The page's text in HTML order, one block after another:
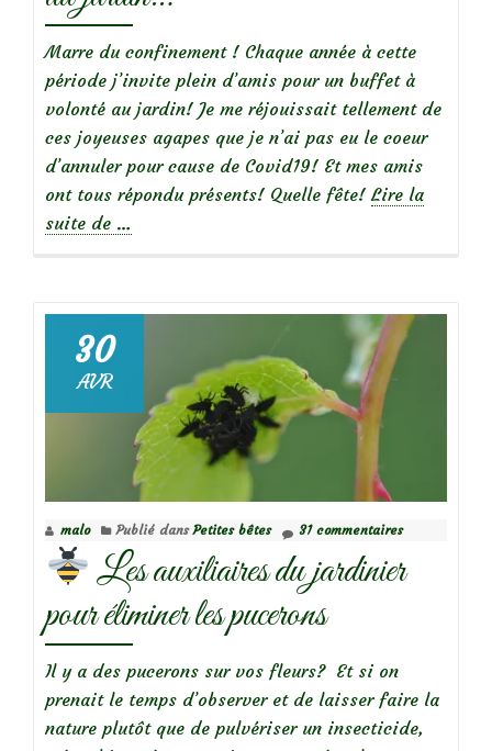
Marre du confinement ! Chaque année à cette
période j’invite plein d’amis pour un buffet à
volonté au jardin! Je me réjouissait tellement de
ces joyeuses agapes que je n’ai pas eu le coeur
d’annuler pour cause de Covid19! Et mes amis
ont tous répondu présents! Quelle fête! Lire la
suite de à
des
buffet
au
jardin…
…
30
AVR
malo Publié dansPetites bêtes 31 commentaires
Les auxiliaires du jardinier
pour éliminer les pucerons
Il y a des pucerons sur vos fleurs? Et si on
prenait le temps d’observer et de laisser faire la
nature plutôt que de pulvériser un insecticide,